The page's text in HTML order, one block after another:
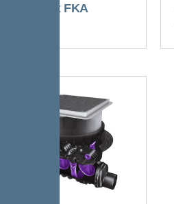
Staufix FKA